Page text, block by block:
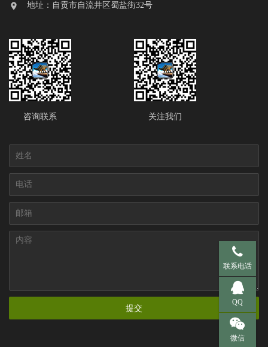
地址：自贡市自流井区蜀盐街32号
咨询联系 关注我们
提交
联系电话
手机 137-
QQ
QQ
微信